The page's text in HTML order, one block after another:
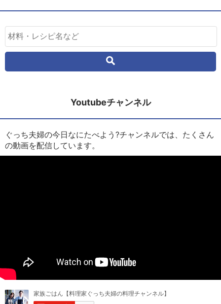
Youtubeチャンネル
ぐっち夫婦の今日なにたべよう?チャンネルでは、たくさん
の動画を配信しています。